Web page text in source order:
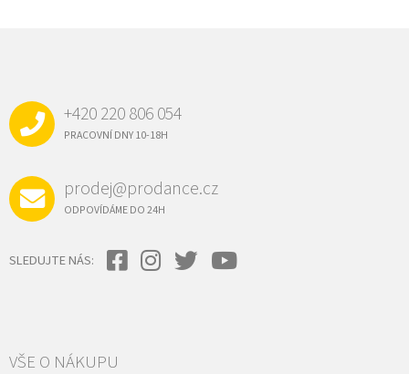
+420 220 806 054
PRACOVNÍ DNY 10-18H
prodej@prodance.cz
ODPOVÍDÁME DO 24H
SLEDUJTE NÁS:
VŠE O NÁKUPU